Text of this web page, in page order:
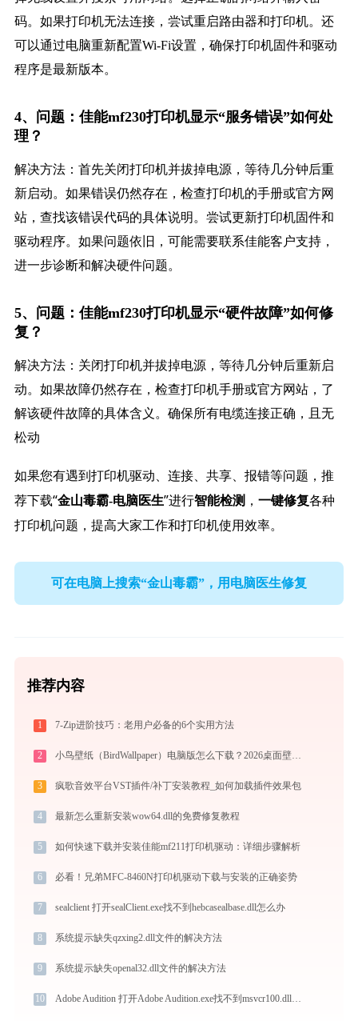
码。如果打印机无法连接，尝试重启路由器和打印机。还
可以通过电脑重新配置Wi-Fi设置，确保打印机固件和驱动
程序是最新版本。
4、问题：佳能mf230打印机显示“服务错误”如何处
理？
解决方法：首先关闭打印机并拔掉电源，等待几分钟后重
新启动。如果错误仍然存在，检查打印机的手册或官方网
站，查找该错误代码的具体说明。尝试更新打印机固件和
驱动程序。如果问题依旧，可能需要联系佳能客户支持，
进一步诊断和解决硬件问题。
5、问题：佳能mf230打印机显示“硬件故障”如何修
复？
解决方法：关闭打印机并拔掉电源，等待几分钟后重新启
动。如果故障仍然存在，检查打印机手册或官方网站，了
解该硬件故障的具体含义。确保所有电缆连接正确，且无
松动
如果您有遇到打印机驱动、连接、共享、报错等问题，推
荐下载“金山毒霸-电脑医生”进行智能检测， 一键修复各种
打印机问题，提高大家工作和打印机使用效率。
可在电脑上搜索“金山毒霸”，用电脑医生修复
推荐内容
1 7-Zip进阶技巧：老用户必备的6个实用方法
2 小鸟壁纸（BirdWallpaper）电脑版怎么下载？2026桌面壁纸美化神器指南
3 疯歌音效平台VST插件/补丁安装教程_如何加载插件效果包
4 最新怎么重新安装wow64.dll的免费修复教程
5 如何快速下载并安装佳能mf211打印机驱动：详细步骤解析
6 必看！兄弟MFC-8460N打印机驱动下载与安装的正确姿势
7 sealclient 打开sealClient.exe找不到hebcasealbase.dll怎么办
8 系统提示缺失qzxing2.dll文件的解决方法
9 系统提示缺失openal32.dll文件的解决方法
10 Adobe Audition 打开Adobe Audition.exe找不到msvcr100.dll怎么办